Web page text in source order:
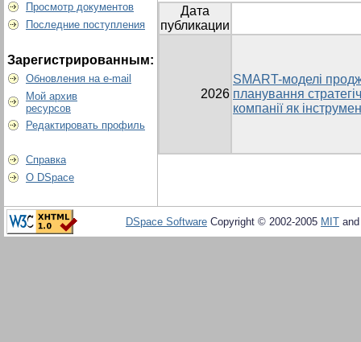
Просмотр документов
Последние поступления
Зарегистрированным:
Обновления на e-mail
Мой архив
ресурсов
Редактировать профиль
Справка
О DSpace
Дата
публикации
2026
SMART-моделі
планування
компанії як
DSpace Software Copyright © 2002-2005 MIT